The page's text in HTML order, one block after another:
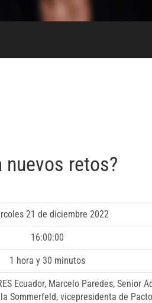
retos?
21 de diciembre 2022
16:00:00
1 hora y 30 minutos
Ecuador, Marcelo Paredes, Senior
Sommerfeld, vicepresidenta de